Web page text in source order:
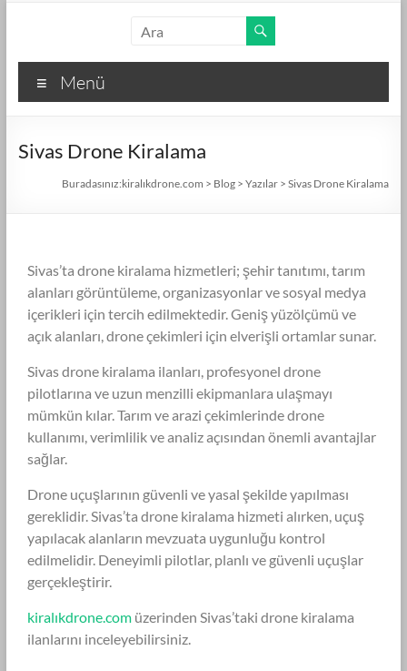
Menü
Sivas Drone Kiralama
Buradasınız:kiralıkdrone.com > Blog >Yazılar >Sivas Drone Kiralama
Sivas’ta drone kiralama hizmetleri; şehir tanıtımı, tarım
alanları görüntüleme, organizasyonlar ve sosyal medya
içerikleri için tercih edilmektedir. Geniş yüzölçümü ve
açık alanları, drone çekimleri için elverişli ortamlar sunar.
Sivas drone kiralama ilanları, profesyonel drone
pilotlarına ve uzun menzilli ekipmanlara ulaşmayı
mümkün kılar. Tarım ve arazi çekimlerinde drone
kullanımı, verimlilik ve analiz açısından önemli avantajlar
sağlar.
Drone uçuşlarının güvenli ve yasal şekilde yapılması
gereklidir. Sivas’ta drone kiralama hizmeti alırken, uçuş
yapılacak alanların mevzuata uygunluğu kontrol
edilmelidir. Deneyimli pilotlar, planlı ve güvenli uçuşlar
gerçekleştirir.
kiralıkdrone.comüzerinden Sivas’taki drone kiralama
ilanlarını inceleyebilirsiniz.